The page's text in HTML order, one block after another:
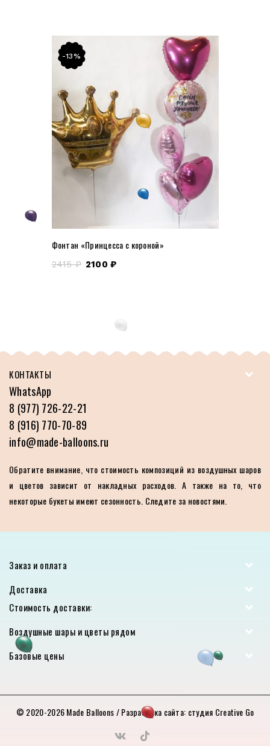
-13%
Фонтан «Принцесса с короной»
2415₽ 2100 ₽
КОНТАКТЫ
WhatsApp
8 (977) 726-22-21
8 (916) 770-70-89
info@made-balloons.ru
Обратите внимание, что стоимость композиций из воздушных шаров
и цветов зависит от накладных расходов. А также на то, что
некоторые букеты имеют сезонность. Следите за новостями.
Заказ и оплата
Доставка
Стоимость доставки:
Воздушные шары и цветы рядом
Базовые цены
© 2020-2026Made Balloons/ Разработка сайта: студия Creative Go